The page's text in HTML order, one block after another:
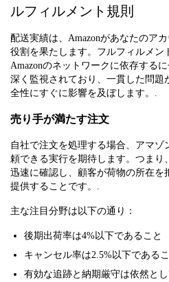
ルフィルメント規則
配送実績は、Amazonがあなたのア
役割を果たします。フルフィルメン
Amazonのネットワークに依存する
深く監視されており、一貫した問題
全性にすぐに影響を及ぼします。.
売り手が満たす注文
自社で注文を処理する場合、アマ
頼できる実行を期待します。つまり
迅速に確認し、顧客が荷物の所在を
提供することです。.
主な注目分野は以下の通り：
後期出荷率は4%以下であること
キャンセル率は2.5%以下である
有効な追跡と納期厳守は依然と